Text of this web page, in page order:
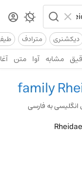
دیکشنری مترادف
مشابه آوا متن
family
به فارسی